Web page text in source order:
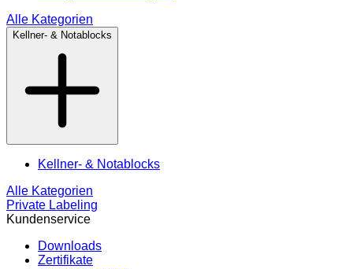
Alle Kategorien
Kellner- & Notablocks
Kellner- & Notablocks
Alle Kategorien
Private Labeling
Kundenservice
Downloads
Zertifikate